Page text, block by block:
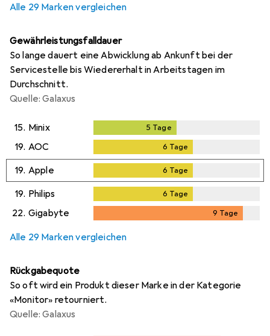
Alle 29 Marken vergleichen
Gewährleistungsfalldauer
So lange dauert eine Abwicklung ab Ankunft bei der
Servicestelle bis Wiedererhalt in Arbeitstagen im
Durchschnitt.
Quelle: Galaxus
15. Minix 5 Tage
19. AOC 6 Tage
19. Apple 6 Tage
19. Philips 6 Tage
22. Gigabyte 9 Tage
Alle 29 Marken vergleichen
Rückgabequote
So oft wird ein Produkt dieser Marke in der Kategorie
«Monitor» retourniert.
Quelle: Galaxus